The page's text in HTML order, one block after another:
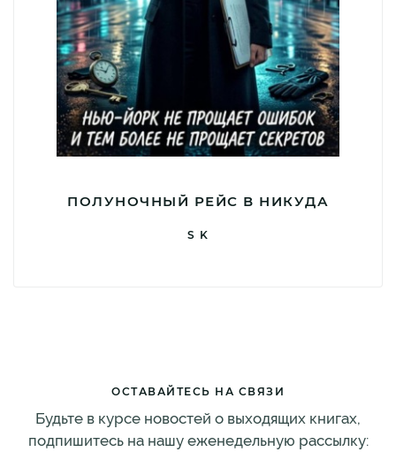
ПОЛУНОЧНЫЙ РЕЙС В НИКУДА
S K
ОСТАВАЙТЕСЬ НА СВЯЗИ
Будьте в курсе новостей о выходящих книгах,
подпишитесь на нашу еженедельную рассылку: